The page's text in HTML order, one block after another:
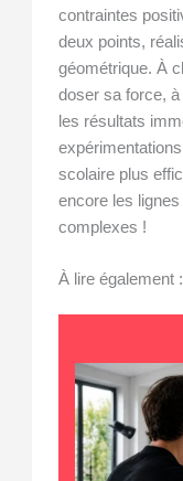
contraintes
deux points,
géométrique. À
doser sa force,
les résultats
scolaire plus
encore les
complexes !
À lire également :